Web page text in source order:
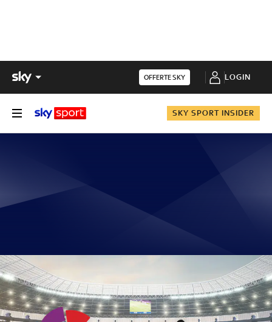
OFFERTE SKY LOGIN
SKY SPORT INSIDER